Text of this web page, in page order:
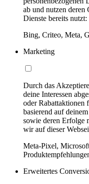
ab und nutzen deren
Dienste bereits nutzt:
Bing, Criteo, Meta,
Marketing
Durch das
deine Interessen
oder Rabattaktionen
basierend auf
sowie deren Erfolge
wir auf dieser
Meta-Pixel,
Erweitertes